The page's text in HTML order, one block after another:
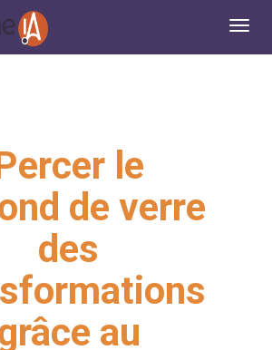
le
de verre
des
au